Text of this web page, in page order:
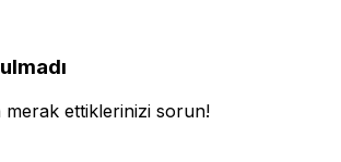
merak ettiklerinizi sorun!